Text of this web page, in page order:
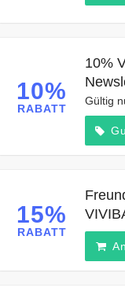
10%
RABATT
10%
Gültig
15%
RABATT